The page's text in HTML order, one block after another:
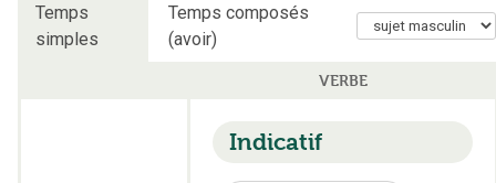
Temps
simples
Temps composés
(avoir)
VERBE
Indicatif